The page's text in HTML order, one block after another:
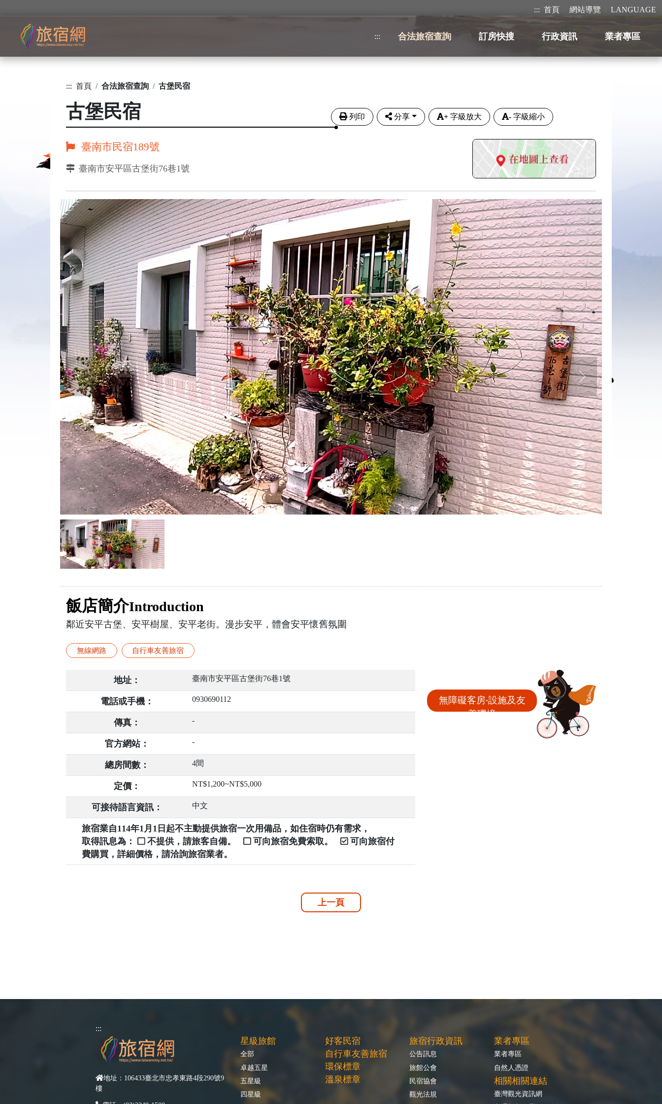
::: 首頁 網站導覽 LANGUAGE
::: 合法旅宿查詢 訂房快搜 行政資訊 業者專區
::: 首頁 合法旅宿查詢 古堡民宿
古堡民宿 列印 分享 + 字級放大 - 字級縮小
臺南市民宿189號
臺南市安平區古堡街76巷1號
飯店簡介Introduction
鄰近安平古堡、安平樹屋、安平老街。漫步安平，體會安平懷舊氛圍
無線網路 自行車友善旅宿
地址： 臺南市安平區古堡街76巷1號
電話或手機： 0930690112
傳真： -
官方網站： -
總房間數： 4間
定價： NT$1,200~NT$5,000
可接待語言資訊： 中文
旅宿業自114年1月1日起不主動提供旅宿一次用備品，如住宿時仍有需求，
取得訊息為：
不提供，請旅客自備。 可向旅宿免費索取。
可向旅宿付
費購買，詳細價格，請洽詢旅宿業者。
無障礙客房‧設施及友
善環境
上一頁
:::
地址：106433臺北市忠孝東路4段290號9
樓
星級旅館
全部
卓越五星
五星級
四星級
好客民宿
自行車友善旅宿
環保標章
溫泉標章
旅宿行政資訊
公告訊息
旅館公會
民宿協會
觀光法規
業者專區
業者專區
自然人憑證
相關相關連結
臺灣觀光資訊網